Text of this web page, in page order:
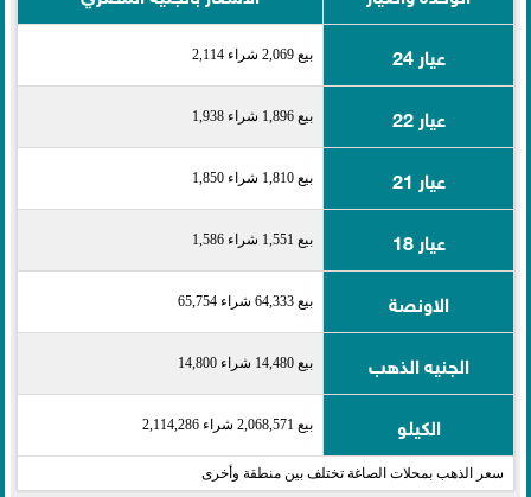
عيار 24
بيع 2,069 شراء 2,114
عيار 22 بيع 1,896 شراء 1,938
عيار 21 بيع 1,810 شراء 1,850
عيار 18 بيع 1,551 شراء 1,586
الاونصة بيع 64,333 شراء 65,754
الجنيه الذهب بيع 14,480 شراء 14,800
الكيلو بيع 2,068,571 شراء 2,114,286
سعر الذهب بمحلات الصاغة تختلف بين منطقة وأخرى